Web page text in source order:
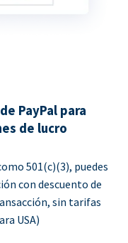
PayPal para
de lucro
501(c)(3), puedes
con descuento de
sin tarifas
USA)